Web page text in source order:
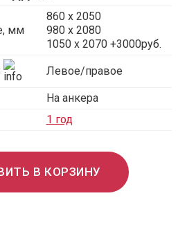
мм
860 х 2050
980 х 2080
1050 х 2070 +3000руб.
Левое/правое
На анкера
1 год
В КОРЗИНУ